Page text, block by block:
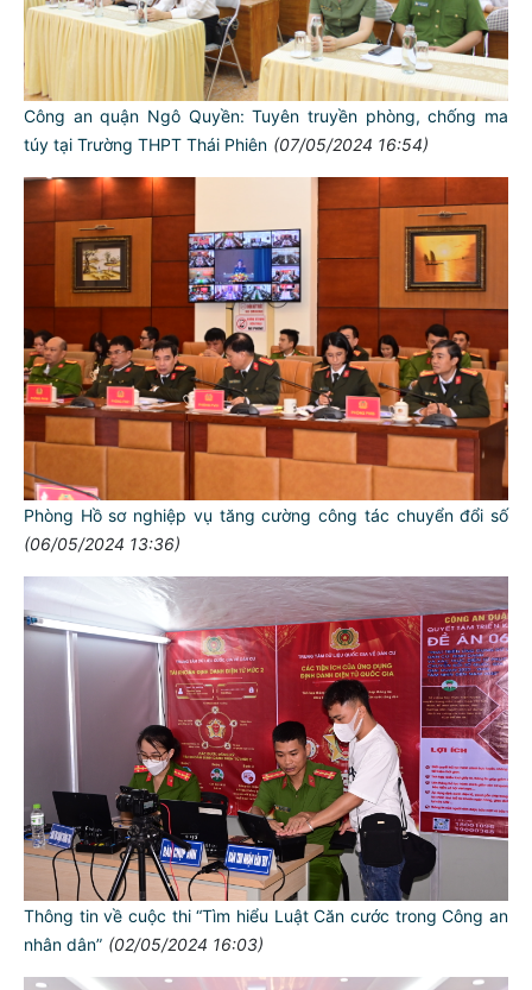
Công an quận Ngô Quyền: Tuyên truyền phòng, chống ma
túy tại Trường THPT Thái Phiên (07/05/2024 16:54)
Phòng Hồ sơ nghiệp vụ tăng cường công tác chuyển đổi số
(06/05/2024 13:36)
Thông tin về cuộc thi “Tìm hiểu Luật Căn cước trong Công an
nhân dân” (02/05/2024 16:03)